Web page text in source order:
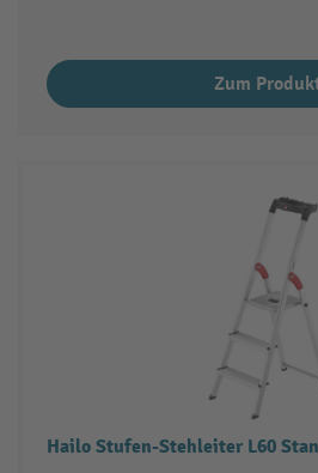
Zum
Hailo Stufen-Stehleiter L60